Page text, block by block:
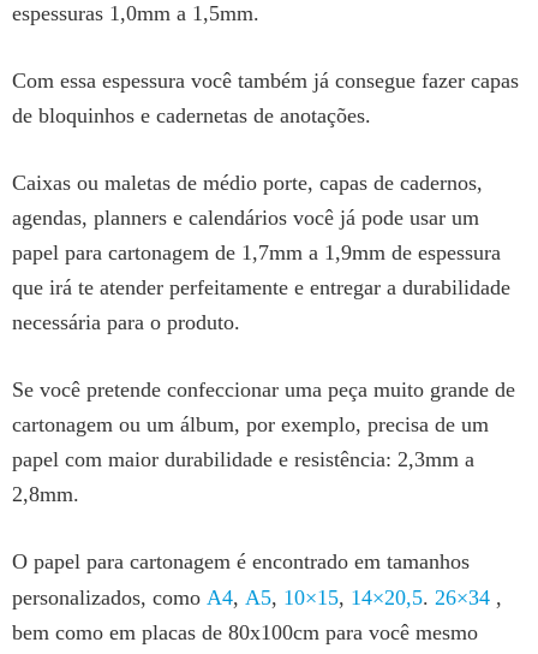
espessuras 1,0mm a 1,5mm.
Com essa espessura você também já consegue fazer capas
de bloquinhos e cadernetas de anotações.
Caixas ou maletas de médio porte, capas de cadernos,
agendas, planners e calendários você já pode usar um
papel para cartonagem de 1,7mm a 1,9mm de espessura
que irá te atender perfeitamente e entregar a durabilidade
necessária para o produto.
Se você pretende confeccionar uma peça muito grande de
cartonagem ou um álbum, por exemplo, precisa de um
papel com maior durabilidade e resistência: 2,3mm a
2,8mm.
O papel para cartonagem é encontrado em tamanhos
personalizados, como A4, A5, 10×15, 14×20,5. 26×34 ,
bem como em placas de 80x100cm para você mesmo